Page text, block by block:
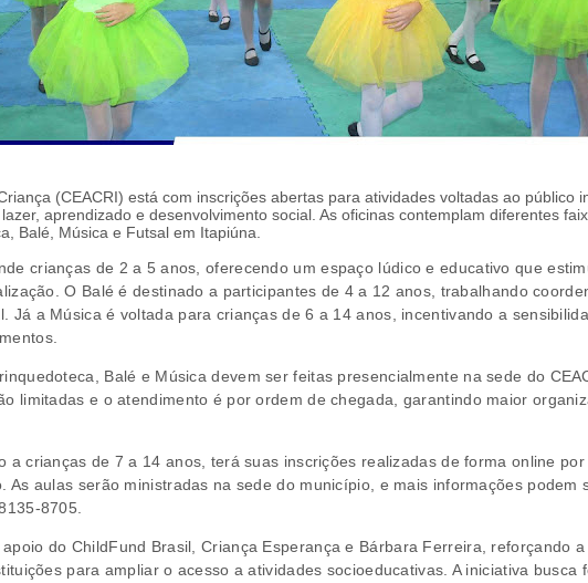
(CEACRI) está com inscrições abertas para atividades voltadas ao público
aprendizado e desenvolvimento social. As oficinas contemplam diferentes
Balé, Música e Futsal em Itapiúna.
crianças de 2 a 5 anos, oferecendo um espaço lúdico e educativo que
O Balé é destinado a participantes de 4 a 12 anos, trabalhando
Já a Música é voltada para crianças de 6 a 14 anos, incentivando a
Balé e Música devem ser feitas presencialmente na sede do
limitadas e o atendimento é por ordem de chegada, garantindo maior
a crianças de 7 a 14 anos, terá suas inscrições realizadas de forma online por
As aulas serão ministradas na sede do município, e mais informações podem
8705.
do ChildFund Brasil, Criança Esperança e Bárbara Ferreira, reforçando a
para ampliar o acesso a atividades socioeducativas. A iniciativa busca